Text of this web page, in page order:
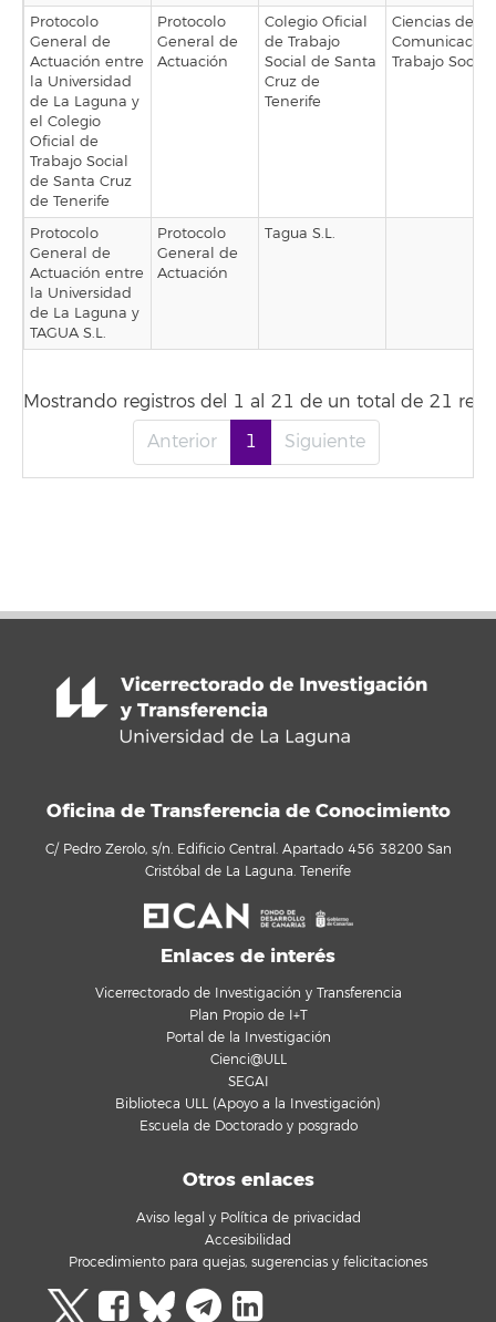
Protocolo
General de
Actuación entre
la Universidad
de La Laguna y
el Colegio
Oficial de
Trabajo Social
de Santa Cruz
de Tenerife
Protocolo
General de
Actuación
Colegio Oficial
de Trabajo
Social de Santa
Cruz de
Tenerife
Ciencias de la
Trabajo Social
Protocolo
General de
Actuación entre
la Universidad
de La Laguna y
TAGUA S.L.
Protocolo
General de
Actuación
Tagua S.L.
Mostrando registros del 1 al 21 de un total de 21
Anterior
1 Siguiente
Oficina de Transferencia de Conocimiento
C/ Pedro Zerolo, s/n. Edificio Central. Apartado 456 38200 San
Cristóbal de La Laguna. Tenerife
Enlaces de interés
Vicerrectorado de Investigación y Transferencia
Plan Propio de I+T
Portal de la Investigación
Cienci@ULL
SEGAI
Biblioteca ULL (Apoyo a la Investigación)
Escuela de Doctorado y posgrado
Otros enlaces
Aviso legal y Política de privacidad
Accesibilidad
Procedimiento para quejas, sugerencias y felicitaciones